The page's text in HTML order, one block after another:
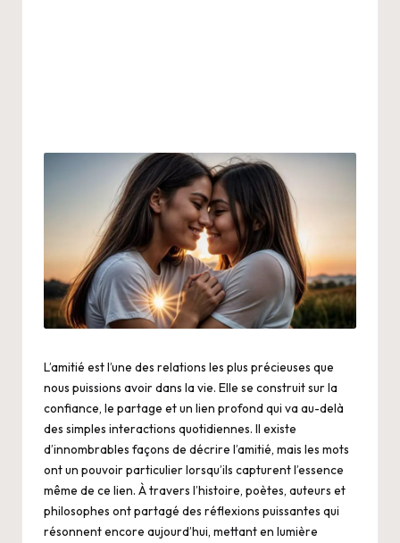
L’amitié est l’une des relations les plus précieuses que
nous puissions avoir dans la vie. Elle se construit sur la
confiance, le partage et un lien profond qui va au-delà
des simples interactions quotidiennes. Il existe
d’innombrables façons de décrire l’amitié, mais les mots
ont un pouvoir particulier lorsqu’ils capturent l’essence
même de ce lien. À travers l’histoire, poètes, auteurs et
philosophes ont partagé des réflexions puissantes qui
résonnent encore aujourd’hui, mettant en lumière